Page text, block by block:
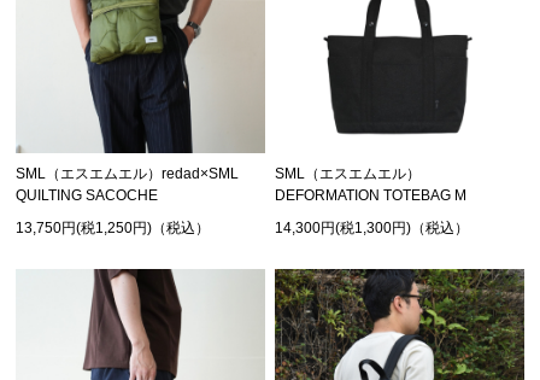
SML（エスエムエル）redad×SML
QUILTING SACOCHE
13,750円(税1,250円)（税込）
SML（エスエムエル）
DEFORMATION TOTEBAG M
14,300円(税1,300円)（税込）